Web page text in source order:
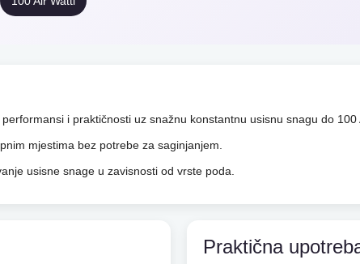
i praktičnosti uz snažnu konstantnu usisnu snagu do 100
mjestima bez potrebe za saginjanjem.
usisne snage u zavisnosti od vrste poda.
Praktična